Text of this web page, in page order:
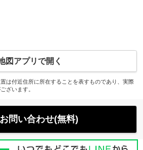
図アプリで開く
は付近住所に所在することを表すものであり、実際
ざいます。
お問い合わせ(無料)